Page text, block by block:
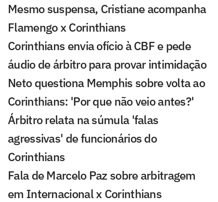
Mesmo suspensa, Cristiane acompanha
Flamengo x Corinthians
Corinthians envia ofício à CBF e pede
áudio de árbitro para provar intimidação
Neto questiona Memphis sobre volta ao
Corinthians: 'Por que não veio antes?'
Árbitro relata na súmula 'falas
agressivas' de funcionários do
Corinthians
Fala de Marcelo Paz sobre arbitragem
em Internacional x Corinthians